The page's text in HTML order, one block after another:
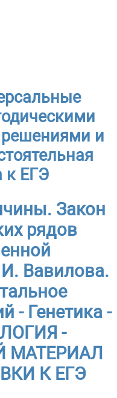
и
к ЕГЭ
Закон
рядов
Вавилова.
- Генетика -
-
МАТЕРИАЛ
К ЕГЭ